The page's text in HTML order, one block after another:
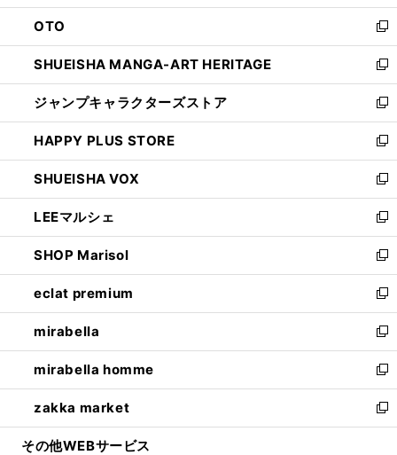
ウ
で
開
く
ン
ド
ウ
で
開
く
OTO
新
し
い
ウ
ィ
ン
ド
ウ
で
開
く
SHUEISHA MANGA-ART HERITAGE
新
し
い
ウ
ィ
ン
ド
ウ
で
開
く
ジャンプキャラクターズストア
新
し
い
ウ
ィ
ン
ド
ウ
で
開
く
HAPPY PLUS STORE
新
し
い
ウ
ィ
ン
ド
ウ
で
開
く
SHUEISHA VOX
新
し
い
ウ
ィ
ン
ド
ウ
で
開
く
LEEマルシェ
新
し
い
ウ
ィ
ン
ド
ウ
で
開
く
SHOP Marisol
新
し
い
ウ
ィ
ン
ド
ウ
で
開
eclat premium
新
し
い
ウ
ィ
ン
ド
ウ
mirabella
新
し
い
ウ
ィ
ン
mirabella homme
新
し
い
ウ
zakka market
新
し
その他WEBサービス